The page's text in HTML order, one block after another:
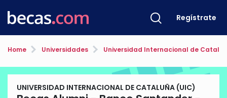
Regístrate
Home Universidades Universidad Internacional de
UNIVERSIDAD INTERNACIONAL DE CATALUÑA (UIC)